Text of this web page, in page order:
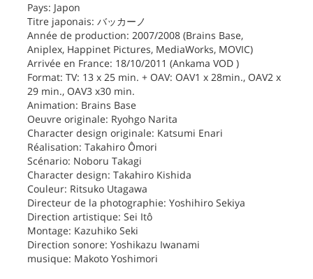
Pays: Japon
Titre japonais: バッカーノ
Année de production: 2007/2008 (Brains Base,
Aniplex, Happinet Pictures, MediaWorks, MOVIC)
Arrivée en France: 18/10/2011 (Ankama VOD )
Format: TV: 13 x 25 min. + OAV: OAV1 x 28min., OAV2 x
29 min., OAV3 x30 min.
Animation: Brains Base
Oeuvre originale: Ryohgo Narita
Character design originale: Katsumi Enari
Réalisation: Takahiro Ômori
Scénario: Noboru Takagi
Character design: Takahiro Kishida
Couleur: Ritsuko Utagawa
Directeur de la photographie: Yoshihiro Sekiya
Direction artistique: Sei Itô
Montage: Kazuhiko Seki
Direction sonore: Yoshikazu Iwanami
musique: Makoto Yoshimori